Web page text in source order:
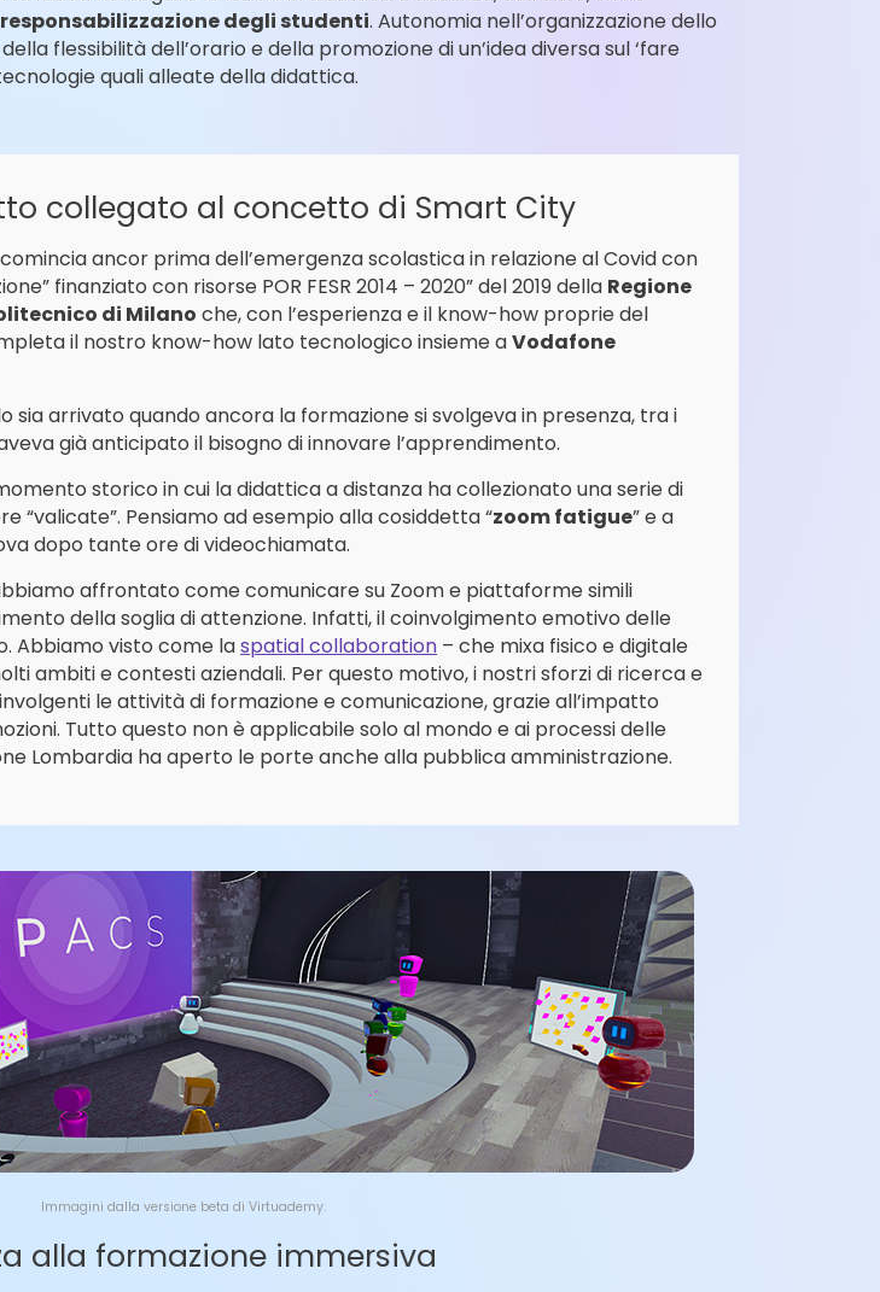
degli studenti. Autonomia nell’organizzazione dello
flessibilità dell’orario e della promozione di un’idea diversa sul ‘fare
quali alleate della didattica.
collegato al concetto di Smart City
ancor prima dell’emergenza scolastica in relazione al Covid con
finanziato con risorse POR FESR 2014 – 2020” del 2019 della Regione
di Milano che, con l’esperienza e il know-how proprie del
il nostro know-how lato tecnologico insieme aVodafone
sia arrivato quando ancora la formazione si svolgeva in presenza, tra i
già anticipato il bisogno di innovare l’apprendimento.
storico in cui la didattica a distanza ha collezionato una serie di
“valicate”. Pensiamo ad esempio alla cosiddetta “zoom fatigue” e a
dopo tante ore di videochiamata.
affrontato come comunicare su Zoom e piattaforme simili
della soglia di attenzione. Infatti, il coinvolgimento emotivo delle
Abbiamo visto come laspatial collaboration – che mixa fisico e digitale
ambiti e contesti aziendali. Per questo motivo, i nostri sforzi di ricerca e
le attività di formazione e comunicazione, grazie all’impatto
Tutto questo non è applicabile solo al mondo e ai processi delle
Lombardia ha aperto le porte anche alla pubblica amministrazione.
Immagini dalla versione beta di Virtuademy.
alla formazione immersiva